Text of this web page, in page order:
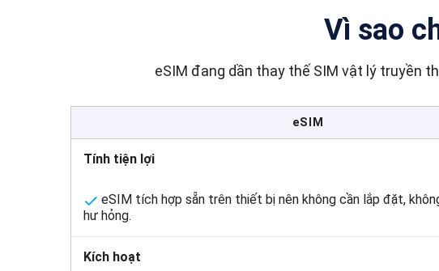
Vì sao
eSIM đang dần thay thế SIM vật lý truyền
eSIM
Tính tiện lợi
eSIM tích hợp sẵn trên thiết bị nên không cần lắp đặt,
hư hỏng.
Kích hoạt